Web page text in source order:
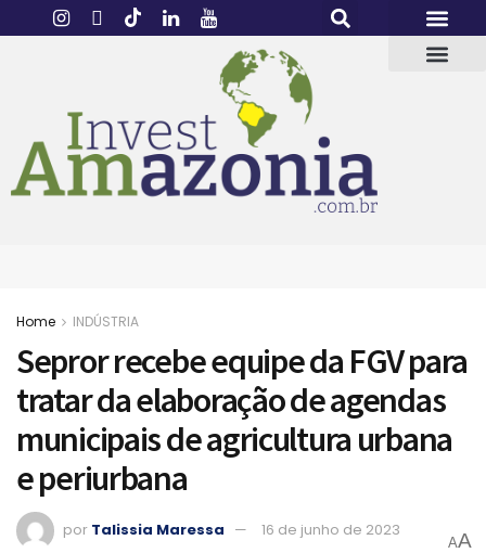
Home INDÚSTRIA
Sepror recebe equipe da FGV para
tratar da elaboração de agendas
municipais de agricultura urbana
e periurbana
por Talissia Maressa
16 de junho de 2023
AA